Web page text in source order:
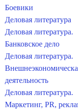
Боевики
Деловая литература
Деловая литература.
Банковское дело
Деловая литература.
деятельность
Деловая литература.
Маркетинг, PR,